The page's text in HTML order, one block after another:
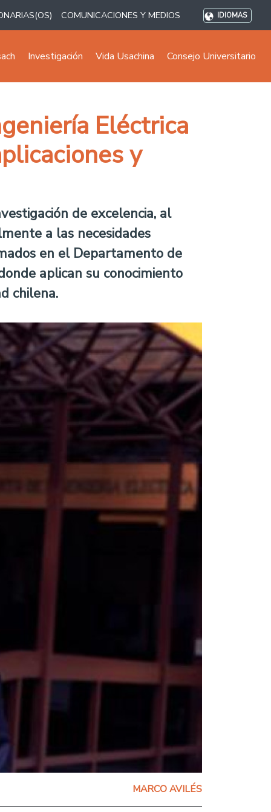
COMUNICACIONES Y MEDIOS IDIOMAS
Investigación Vida Usachina Consejo Universitario
Eléctrica
y
de excelencia, al
a las necesidades
en el Departamento de
aplican su conocimiento
chilena.
MARCO AVILÉS